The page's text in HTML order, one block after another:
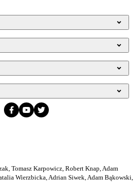
Tomasz Karpowicz, Robert Knap, Adam
Wierzbicka, Adrian Siwek, Adam Bąkowski,